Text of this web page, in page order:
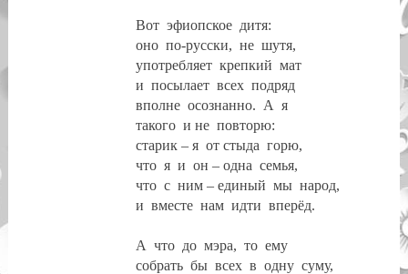
Вот эфиопское дитя:
оно по-русски, не шутя,
употребляет крепкий мат
и посылает всех подряд
вполне осознанно. А
я
такого и не повторю:
старик – я от стыда горю,
что я и он – одна семья,
что с ним – единый мы народ,
и вместе нам идти вперёд.
А что до мэра, то ему
собрать бы всех в одну суму,